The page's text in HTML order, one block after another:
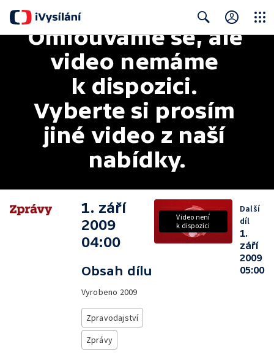
Search
Omlouváme se, ale
video nemáme
k dispozici.
Vyberte si prosím
jiné video z naší
nabídky.
1. září
2009
04:00
Obsah dílu
Vyrobeno 2009
Zpravodajství
Zprávy
Video není
k dispozici
Další
díl
1.
září
2009
05:00